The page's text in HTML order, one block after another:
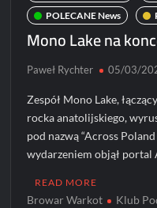
POLECANE News
Mono Lake na
Paweł Rychter 05/03/
Zespół Mono Lake,
rocka anatolijskiego,
pod nazwą “Across
wydarzeniem objął
READ MORE
Browar Warkot Klub